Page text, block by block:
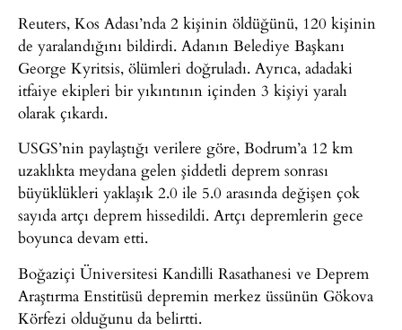
Reuters, Kos Adası’nda 2 kişinin öldüğünü, 120 kişinin
de yaralandığını bildirdi. Adanın Belediye Başkanı
George Kyritsis, ölümleri doğruladı. Ayrıca, adadaki
itfaiye ekipleri bir yıkıntının içinden 3 kişiyi yaralı
olarak çıkardı.
USGS’nin paylaştığı verilere göre, Bodrum’a 12 km
uzaklıkta meydana gelen şiddetli deprem sonrası
büyüklükleri yaklaşık 2.0 ile 5.0 arasında değişen çok
sayıda artçı deprem hissedildi. Artçı depremlerin gece
boyunca devam etti.
Boğaziçi Üniversitesi Kandilli Rasathanesi ve Deprem
Araştırma Enstitüsü depremin merkez üssünün Gökova
Körfezi olduğunu da belirtti.